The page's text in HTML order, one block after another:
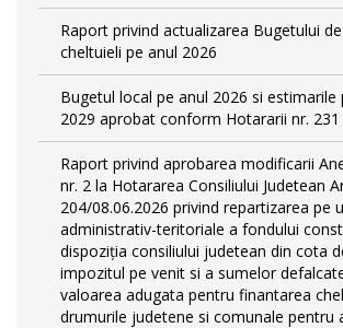
Raport privind actualizarea Bugetului
cheltuieli pe anul 2026
Bugetul local pe anul 2026 si estimarile
2029 aprobat conform Hotararii nr. 231
Raport privind aprobarea modificarii
nr. 2 la Hotararea Consiliului Judetean
204/08.06.2026 privind repartizarea pe
administrativ-teritoriale a fondului
dispoziția consiliului judetean din cota
impozitul pe venit si a sumelor
valoarea adugata pentru finantarea
drumurile judetene si comunale pentru